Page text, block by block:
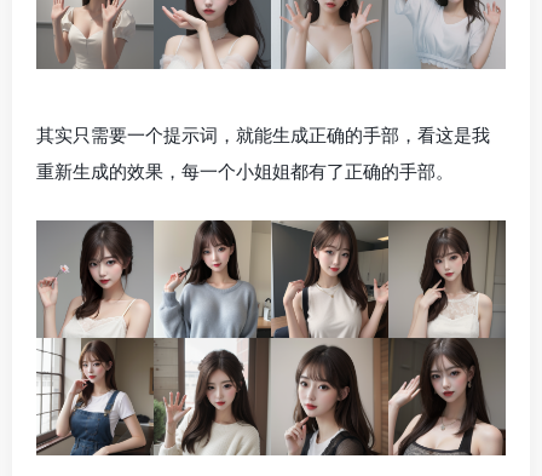
其实只需要一个提示词，就能生成正确的手部，看这是我
重新生成的效果，每一个小姐姐都有了正确的手部。